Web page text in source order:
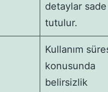
detaylar sade
tutulur.
Kullanım
konusunda
belirsizlik